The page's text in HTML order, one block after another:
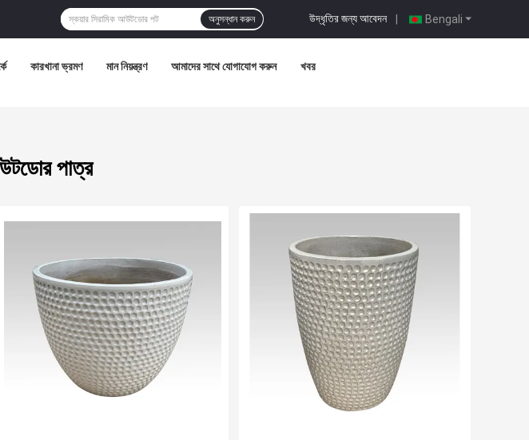
Bengali
উদ্ধৃতির জন্য আবেদন |
অনুসন্ধান করুন
কারখানা ভ্রমণ মান নিয়ন্ত্রণ আমাদের সাথে যোগাযোগ করুন খবর
পাত্র